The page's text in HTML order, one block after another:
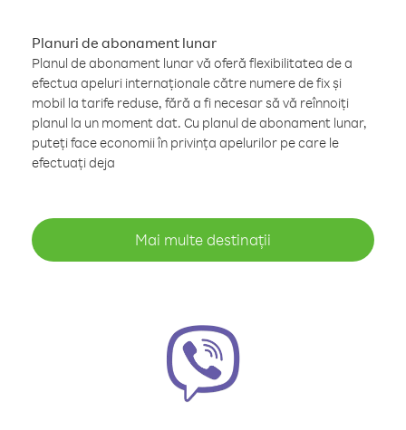
Planuri de abonament lunar
Planul de abonament lunar vă oferă flexibilitatea de a
efectua apeluri internaționale către numere de fix și
mobil la tarife reduse, fără a fi necesar să vă reînnoiți
planul la un moment dat. Cu planul de abonament lunar,
puteți face economii în privința apelurilor pe care le
efectuați deja
Mai multe destinații